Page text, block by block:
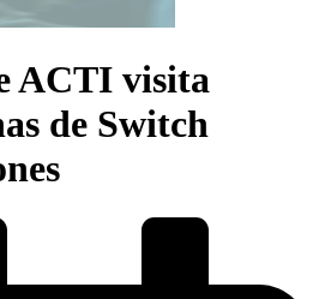
ACTI visita
de Switch